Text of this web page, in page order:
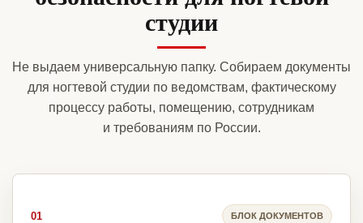
студии
Не выдаем универсальную папку. Собираем документы
для ногтевой студии по ведомствам, фактическому
процессу работы, помещению, сотрудникам
и требованиям по России.
01 БЛОК ДОКУМЕНТОВ